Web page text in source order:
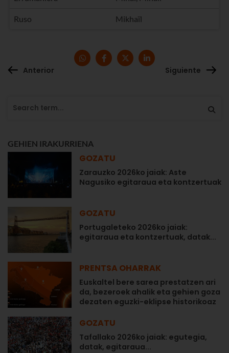
Ruso Mikhaïl
Anterior Siguiente
GEHIEN IRAKURRIENA
GOZATU
Zarauzko 2026ko jaiak: Aste
Nagusiko egitaraua eta kontzertuak
GOZATU
Portugaleteko 2026ko jaiak:
egitaraua eta kontzertuak, datak...
PRENTSA OHARRAK
Euskaltel bere sarea prestatzen ari
da, bezeroek ahalik eta gehien goza
dezaten eguzki-eklipse historikoaz
GOZATU
Tafallako 2026ko jaiak: egutegia,
datak, egitaraua...